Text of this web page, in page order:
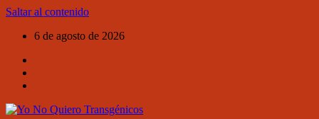
Saltar al contenido
6 de agosto de 2026